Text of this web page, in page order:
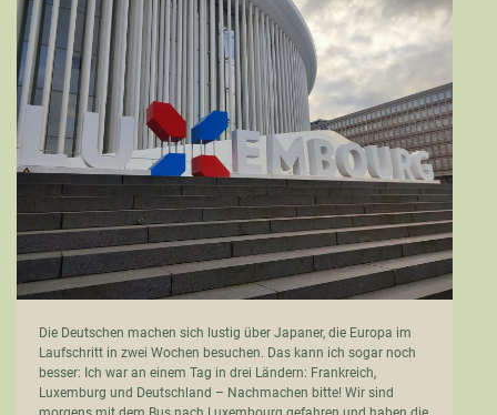
Länder
an
einem
Tag
Die Deutschen machen sich lustig über Japaner, die Europa im
Laufschritt in zwei Wochen besuchen. Das kann ich sogar noch
besser: Ich war an einem Tag in drei Ländern: Frankreich,
Luxemburg und Deutschland – Nachmachen bitte! Wir sind
morgens mit dem Bus nach Luxembourg gefahren und haben die